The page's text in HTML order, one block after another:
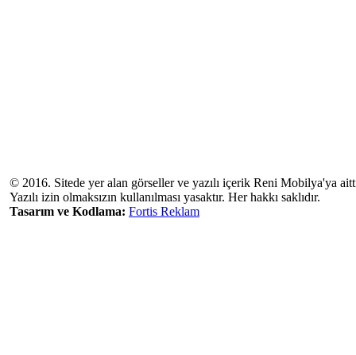
© 2016. Sitede yer alan görseller ve yazılı içerik Reni Mobilya'ya
Yazılı izin olmaksızın kullanılması yasaktır. Her hakkı saklıdır.
Tasarım ve Kodlama: Fortis Reklam